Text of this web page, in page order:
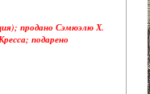
продано Сэмюэлю Х.
подарено